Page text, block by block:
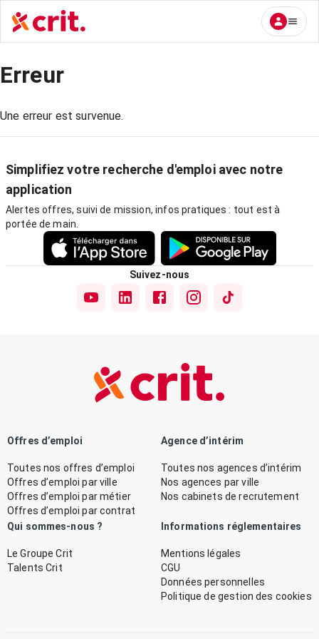
Erreur
Une erreur est survenue.
Simplifiez votre recherche d'emploi avec notre
application
Alertes offres, suivi de mission, infos pratiques : tout est à
portée de main.
Suivez-nous
Offres d’emploi
Toutes nos offres d’emploi
Offres d’emploi par ville
Offres d’emploi par métier
Offres d’emploi par contrat
Agence d’intérim
Toutes nos agences d’intérim
Nos agences par ville
Nos cabinets de recrutement
Qui sommes-nous ?
Le Groupe Crit
Talents Crit
Informations réglementaires
Mentions légales
CGU
Données personnelles
Politique de gestion des cookies